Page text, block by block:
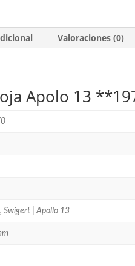
cantidad
Valoraciones (0)
Apolo 13
Swigert | Apollo 13